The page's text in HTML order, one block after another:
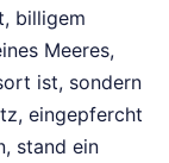
billigem
Meeres,
ist, sondern
eingepfercht
stand ein